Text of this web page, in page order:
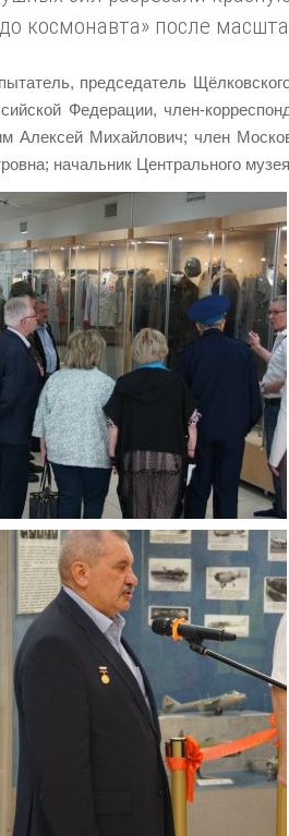
космонавта» после
председатель
Федерации, член-
Алексей Михайлович; член
начальник Центрального